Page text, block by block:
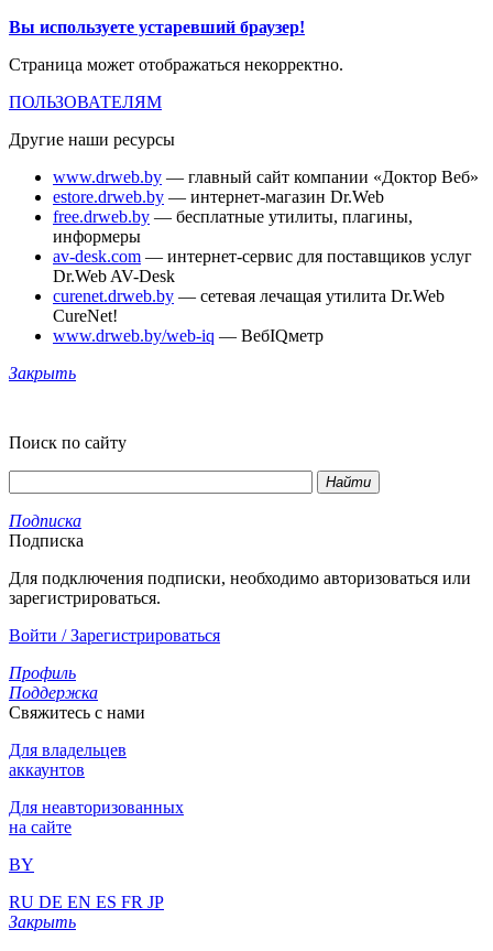
Вы используете устаревший браузер!
Страница может отображаться некорректно.
ПОЛЬЗОВАТЕЛЯМ
Другие наши ресурсы
www.drweb.by — главный сайт компании «Доктор Веб»
estore.drweb.by — интернет-магазин Dr.Web
free.drweb.by — бесплатные утилиты, плагины,
информеры
av-desk.com — интернет-сервис для поставщиков услуг
Dr.Web AV-Desk
curenet.drweb.by — сетевая лечащая утилита Dr.Web
CureNet!
www.drweb.by/web-iq — ВебIQметр
Закрыть
Поиск по сайту
Найти
Подписка
Подписка
Для подключения подписки, необходимо авторизоваться или
зарегистрироваться.
Войти / Зарегистрироваться
Профиль
Поддержка
Свяжитесь с нами
Для владельцев
аккаунтов
Для неавторизованных
на сайте
BY
RU DE EN ES FR JP
Закрыть